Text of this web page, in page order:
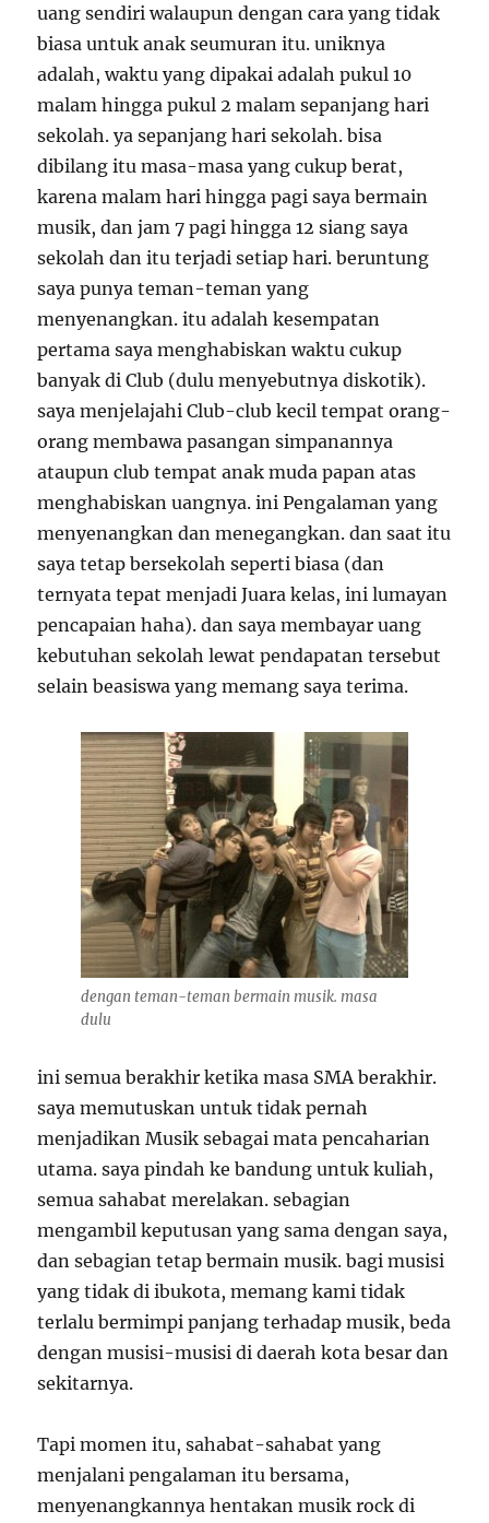
uang sendiri walaupun dengan cara yang tidak
biasa untuk anak seumuran itu. uniknya
adalah, waktu yang dipakai adalah pukul 10
malam hingga pukul 2 malam sepanjang hari
sekolah. ya sepanjang hari sekolah. bisa
dibilang itu masa-masa yang cukup berat,
karena malam hari hingga pagi saya bermain
musik, dan jam 7 pagi hingga 12 siang saya
sekolah dan itu terjadi setiap hari. beruntung
saya punya teman-teman yang
menyenangkan. itu adalah kesempatan
pertama saya menghabiskan waktu cukup
banyak di Club (dulu menyebutnya diskotik).
saya menjelajahi Club-club kecil tempat orang-
orang membawa pasangan simpanannya
ataupun club tempat anak muda papan atas
menghabiskan uangnya. ini Pengalaman yang
menyenangkan dan menegangkan. dan saat itu
saya tetap bersekolah seperti biasa (dan
ternyata tepat menjadi Juara kelas, ini lumayan
pencapaian haha). dan saya membayar uang
kebutuhan sekolah lewat pendapatan tersebut
selain beasiswa yang memang saya terima.
dengan teman-teman bermain musik. masa
dulu
ini semua berakhir ketika masa SMA berakhir.
saya memutuskan untuk tidak pernah
menjadikan Musik sebagai mata pencaharian
utama. saya pindah ke bandung untuk kuliah,
semua sahabat merelakan. sebagian
mengambil keputusan yang sama dengan saya,
dan sebagian tetap bermain musik. bagi musisi
yang tidak di ibukota, memang kami tidak
terlalu bermimpi panjang terhadap musik, beda
dengan musisi-musisi di daerah kota besar dan
sekitarnya.
Tapi momen itu, sahabat-sahabat yang
menjalani pengalaman itu bersama,
menyenangkannya hentakan musik rock di